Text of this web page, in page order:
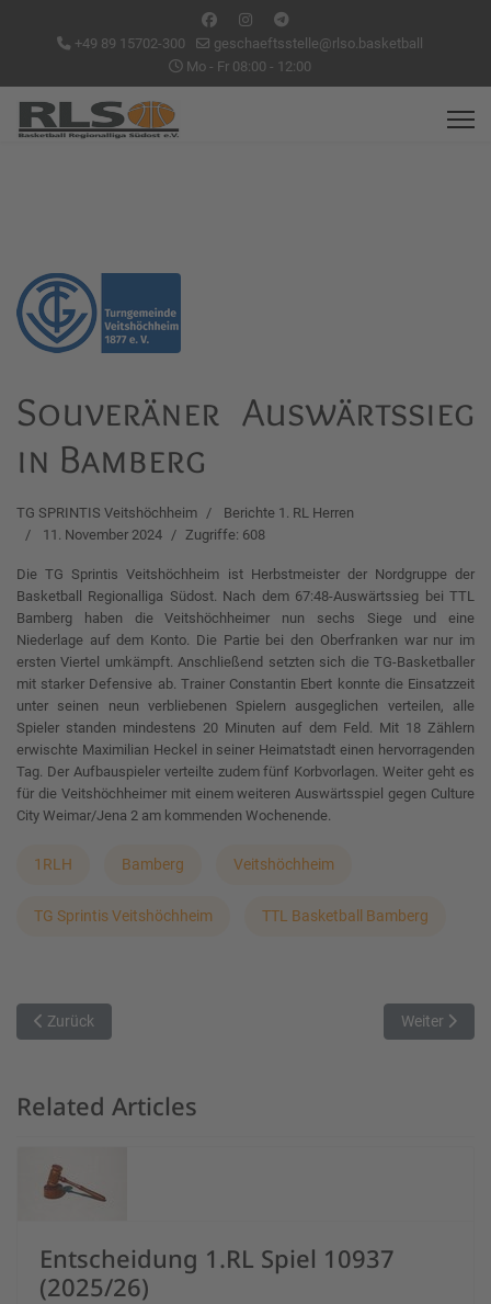
+49 89 15702-300
geschaeftsstelle@rlso.basketball
Mo - Fr 08:00 - 12:00
Souveräner Auswärtssieg
in Bamberg
TG SPRINTIS Veitshöchheim
Berichte 1. RL Herren
11. November 2024
Zugriffe: 608
Die TG Sprintis Veitshöchheim ist Herbstmeister der Nordgruppe der
Basketball Regionalliga Südost. Nach dem 67:48-Auswärtssieg bei TTL
Bamberg haben die Veitshöchheimer nun sechs Siege und eine
Niederlage auf dem Konto. Die Partie bei den Oberfranken war nur im
ersten Viertel umkämpft. Anschließend setzten sich die TG-Basketballer
mit starker Defensive ab. Trainer Constantin Ebert konnte die Einsatzzeit
unter seinen neun verbliebenen Spielern ausgeglichen verteilen, alle
Spieler standen mindestens 20 Minuten auf dem Feld. Mit 18 Zählern
erwischte Maximilian Heckel in seiner Heimatstadt einen hervorragenden
Tag. Der Aufbauspieler verteilte zudem fünf Korbvorlagen. Weiter geht es
für die Veitshöchheimer mit einem weiteren Auswärtsspiel gegen Culture
City Weimar/Jena 2 am kommenden Wochenende.
1RLH Bamberg Veitshöchheim
TG Sprintis Veitshöchheim TTL Basketball Bamberg
Vorheriger Beitrag: GGZ Baskets gewinnen Krimi gegen Wolnzach
Zurück Nächster
Weiter
Related Articles
Entscheidung 1.RL Spiel 10937
(2025/26)